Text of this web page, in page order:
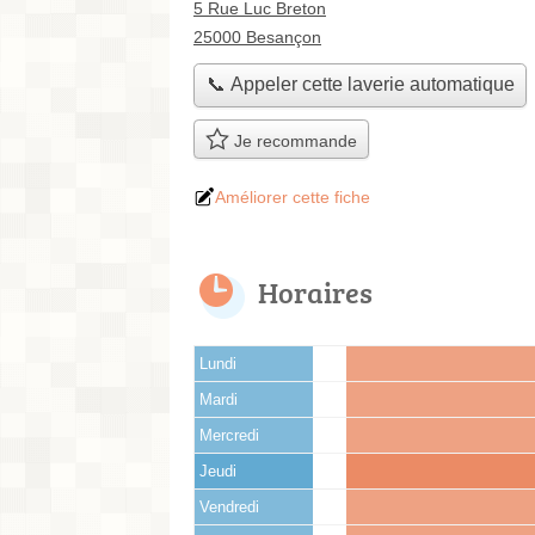
5 Rue Luc Breton
25000 Besançon
📞 Appeler cette laverie automatique
Je recommande
Améliorer cette fiche
Horaires
Lundi
Mardi
Mercredi
Jeudi
Vendredi